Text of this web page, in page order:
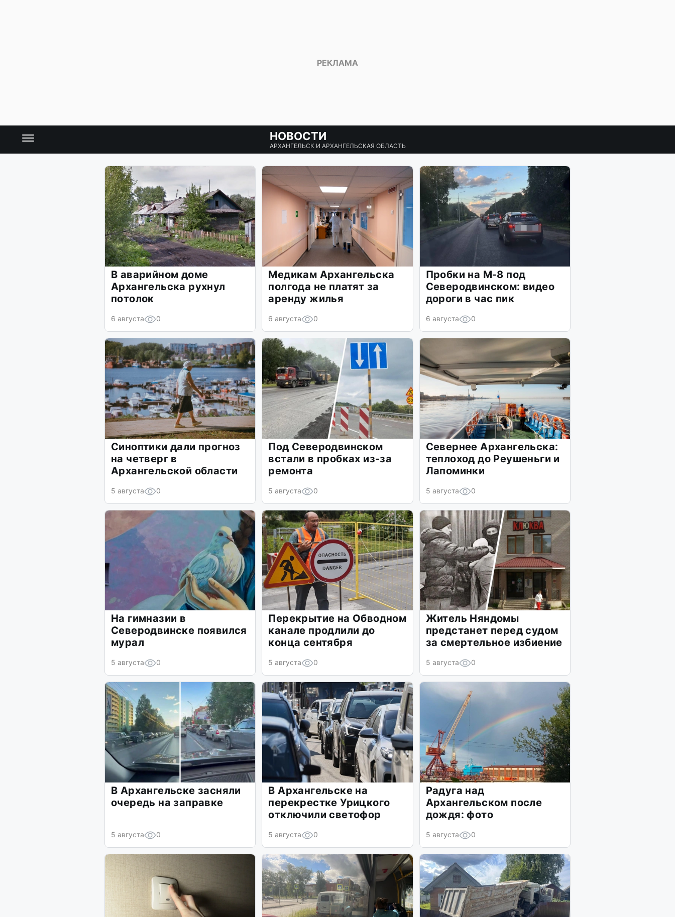
НОВОСТИ
АРХАНГЕЛЬСК И АРХАНГЕЛЬСКАЯ ОБЛАСТЬ
В аварийном доме
Архангельска рухнул
потолок
6 августа 0
Медикам Архангельска
полгода не платят за
аренду жилья
6 августа 0
Пробки на М-8 под
Северодвинском: видео
дороги в час пик
6 августа 0
Синоптики дали прогноз
на четверг в
Архангельской области
5 августа 0
Под Северодвинском
встали в пробках из-за
ремонта
5 августа 0
Севернее Архангельска:
теплоход до Реушеньги и
Лапоминки
5 августа 0
На гимназии в
Северодвинске появился
мурал
5 августа 0
Перекрытие на Обводном
канале продлили до
конца сентября
5 августа 0
Житель Няндомы
предстанет перед судом
за смертельное избиение
5 августа 0
В Архангельске засняли
очередь на заправке
5 августа 0
В Архангельске на
перекрестке Урицкого
отключили светофор
5 августа 0
Радуга над
Архангельском после
дождя: фото
5 августа 0